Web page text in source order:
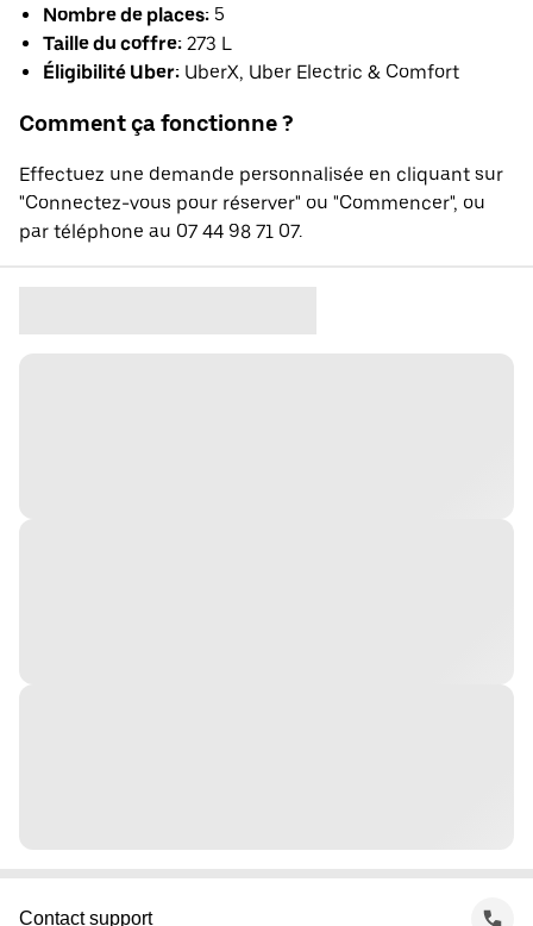
Nombre de places: 5
Taille du coffre: 273 L
Éligibilité Uber: UberX, Uber Electric & Comfort
Comment ça fonctionne ?
Effectuez une demande personnalisée en cliquant sur
"Connectez-vous pour réserver" ou "Commencer", ou
par téléphone au 07 44 98 71 07.
Contact support